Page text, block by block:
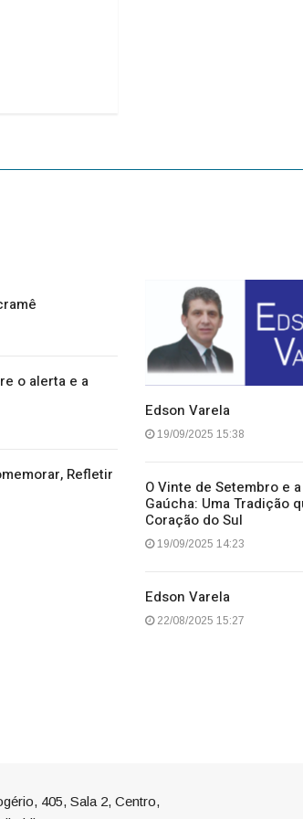
o alerta e a
Refletir
Edson Varela
19/09/2025 15:38
O Vinte de Setembro e
Gaúcha: Uma Tradição
Coração do Sul
19/09/2025 14:23
Edson Varela
22/08/2025 15:27
405, Sala 2, Centro,